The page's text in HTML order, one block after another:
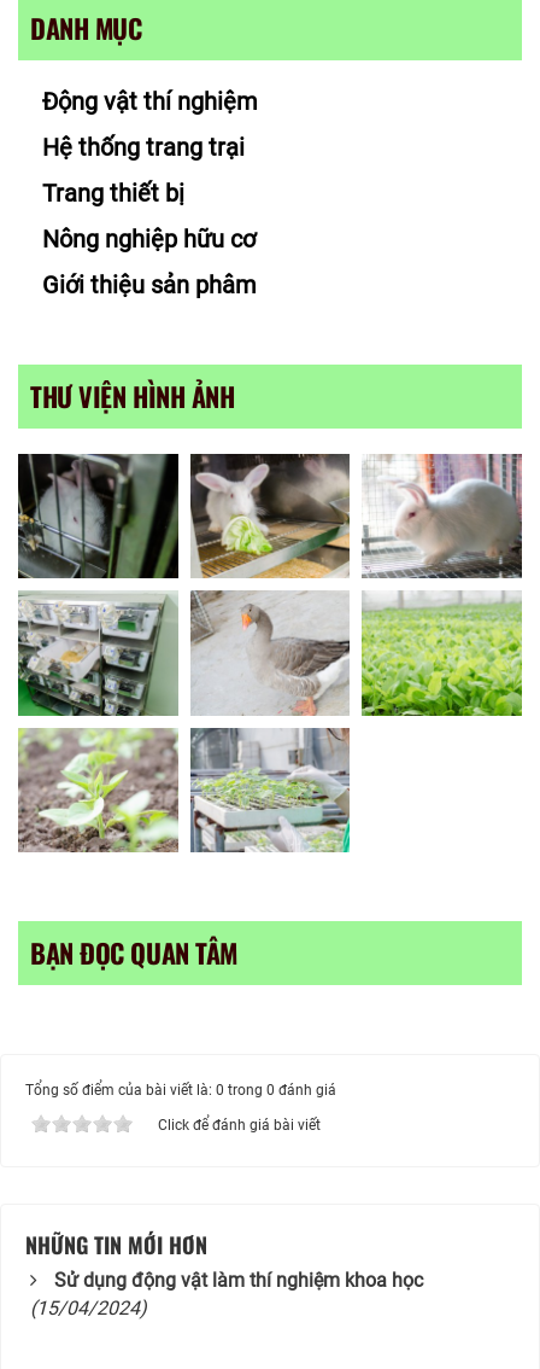
DANH MỤC
Động vật thí nghiệm
Hệ thống trang trại
Trang thiết bị
Nông nghiệp hữu cơ
Giới thiệu sản phâm
THƯ VIỆN HÌNH ẢNH
BẠN ĐỌC QUAN TÂM
Tổng số điểm của bài viết là: 0 trong 0 đánh giá
Click để đánh giá bài viết
NHỮNG TIN MỚI HƠN
Sử dụng động vật làm thí nghiệm khoa học
(15/04/2024)